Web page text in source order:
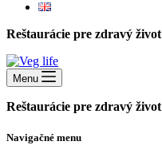
Reštaurácie pre zdravý život
Menu
Reštaurácie pre zdravý život
Navigačné menu